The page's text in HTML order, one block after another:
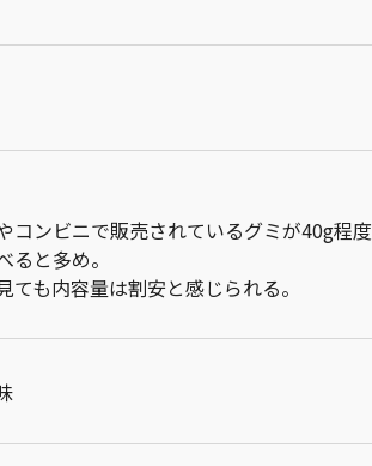
コンビニで販売されているグミが40g程度
ると多め。
ても内容量は割安と感じられる。